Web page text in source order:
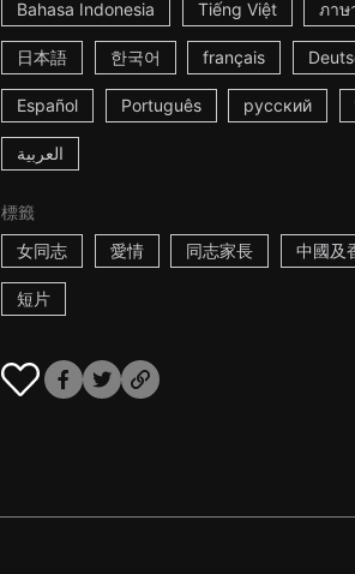
Bahasa Indonesia Tiếng Việt ภาษ
日本語 한국어 français
Español Português русский
العربية
標籤
女同志
愛情 同志家長 中國及
短片